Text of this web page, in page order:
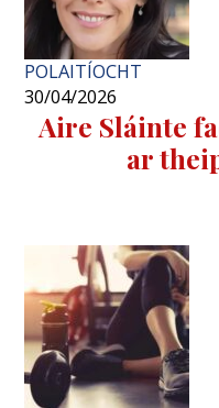
POLAITÍOCHT
30/04/2026
Aire Sláinte
ar